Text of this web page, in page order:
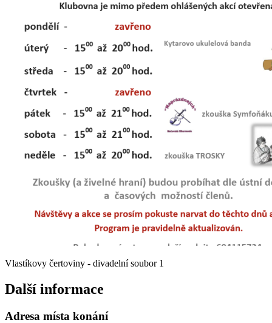
Vlastíkovy čertoviny - divadelní soubor 1
Další informace
Adresa místa konání